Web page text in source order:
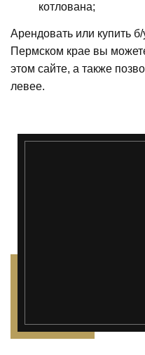
котлована;
Арендовать или купить
Пермском крае вы
этом сайте, а также
левее.